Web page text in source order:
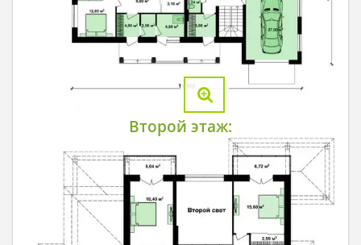
Второй этаж: